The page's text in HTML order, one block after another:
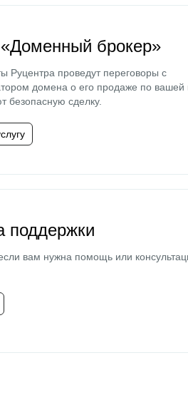
«Доменный брокер»
Руцентра проведут переговоры с
домена о его продаже по вашей
безопасную сделку.
поддержки
вам нужна помощь или